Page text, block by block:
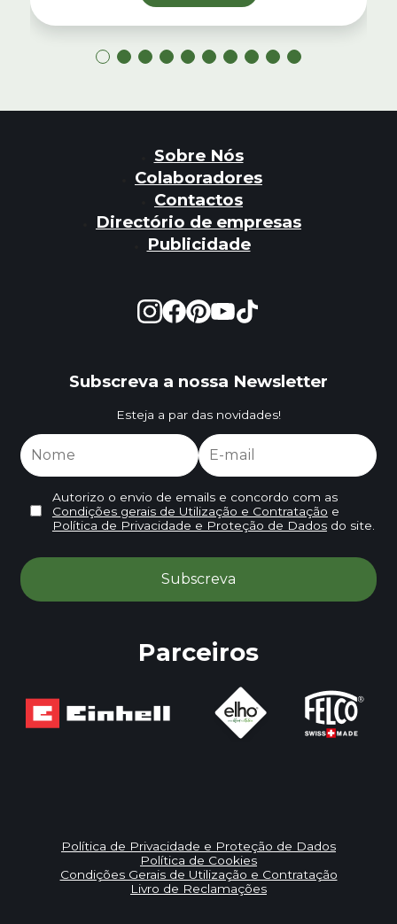
Sobre Nós
Colaboradores
Contactos
Directório de empresas
Publicidade
Subscreva a nossa Newsletter
Esteja a par das novidades!
Autorizo o envio de emails e concordo com as
Condições gerais de Utilização e Contratação e
Política de Privacidade e Proteção de Dadosdo site.
Parceiros
Política de Privacidade e Proteção de Dados
Política de Cookies
Condições Gerais de Utilização e Contratação
Livro de Reclamações